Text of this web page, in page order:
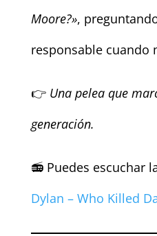
Moore?»,
responsable cuando
👉 Una pelea que
generación.
📻 Puedes escuchar
Dylan – Who Killed